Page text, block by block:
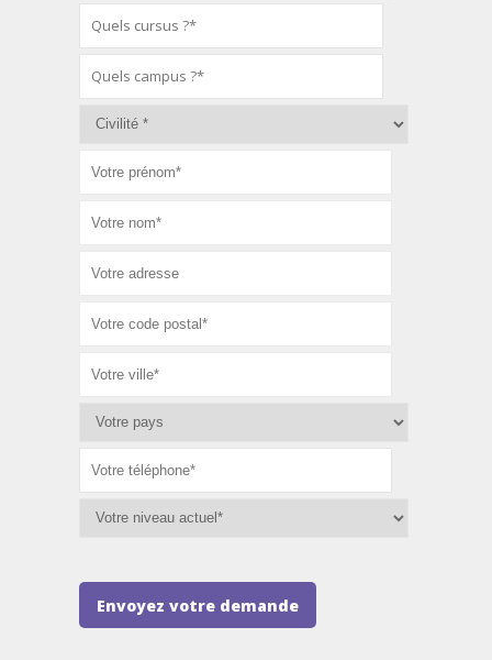
Envoyez votre demande